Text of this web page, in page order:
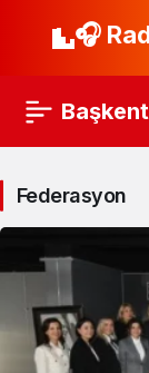
🎧
Federasyon